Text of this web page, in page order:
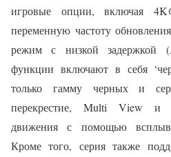
игровые опции, включая
переменную частоту
режим с низкой задержкой
функции включают в себя
только гамму черных и
перекрестие, Multi View и
движения с помощью
Кроме того, серия также